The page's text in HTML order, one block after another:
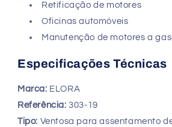
Retificação de motores
Oficinas automóveis
Manutenção de motores a
Especificações Técnicas
Marca: ELORA
Referência: 303-19
Tipo: Ventosa para assentamento